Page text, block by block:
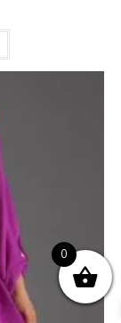
0